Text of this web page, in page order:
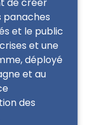
de créer
panaches
et le public
et une
déployé
et au
des